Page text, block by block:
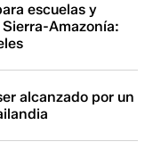
escuelas y
Amazonía:
alcanzado por un